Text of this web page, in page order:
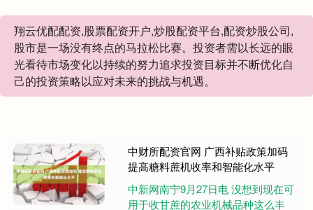
翔云优配配资,股票配资开户,炒股配资平台,配资炒股公司,
股市是一场没有终点的马拉松比赛。投资者需以长远的眼
光看待市场变化以持续的努力追求投资目标并不断优化自
己的投资策略以应对未来的挑战与机遇。
中财所配资官网 广西补贴政策加码
提高糖料蔗机收率和智能化水平
中新网南宁9月27日电 没想到现在可
用于收甘蔗的农业机械品种这么丰